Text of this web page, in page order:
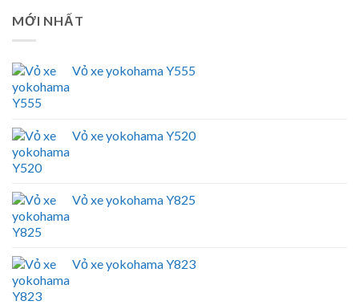
MỚI NHẤT
Vỏ xe yokohama Y555
Vỏ xe yokohama Y520
Vỏ xe yokohama Y825
Vỏ xe yokohama Y823